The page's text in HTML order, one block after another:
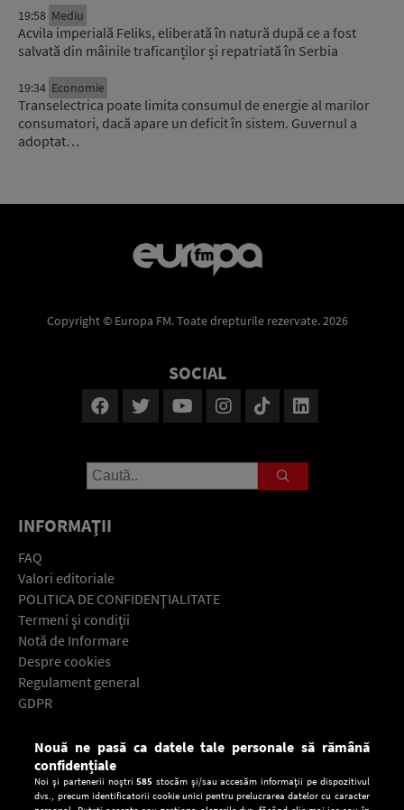
19:58 Mediu
Acvila imperială Feliks, eliberată în natură după ce a fost
salvată din mâinile traficanților și repatriată în Serbia
19:34 Economie
Transelectrica poate limita consumul de energie al marilor
consumatori, dacă apare un deficit în sistem. Guvernul a
adoptat…
Copyright © Europa FM. Toate drepturile rezervate. 2026
SOCIAL
INFORMAŢII
FAQ
Valori editoriale
POLITICA DE CONFIDENŢIALITATE
Termeni şi condiţii
Notă de Informare
Despre cookies
Regulament general
GDPR
Descarcă gratuit aplicaţia Europa FM pentru smartphone:
Nouă ne pasă ca datele tale personale să rămână
confidențiale
Noi și partenerii noștri585 stocăm și/sau accesăm informații pe dispozitivul
dvs., precum identificatorii cookie unici pentru prelucrarea datelor cu caracter